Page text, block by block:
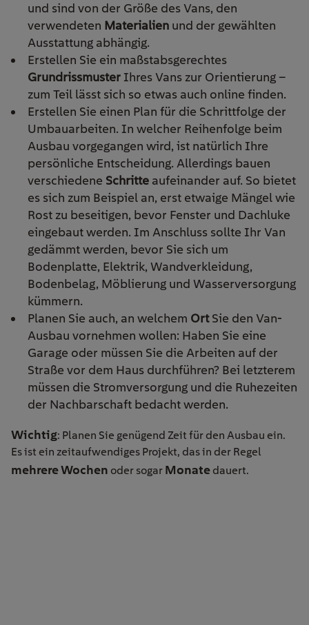
und sind von der Größe des Vans, den
verwendeten Materialien und der gewählten
Ausstattung abhängig.
Erstellen Sie ein maßstabsgerechtes
Grundrissmuster Ihres Vans zur Orientierung –
zum Teil lässt sich so etwas auch online finden.
Erstellen Sie einen Plan für die Schrittfolge der
Umbauarbeiten. In welcher Reihenfolge beim
Ausbau vorgegangen wird, ist natürlich Ihre
persönliche Entscheidung. Allerdings bauen
verschiedene Schritte aufeinander auf. So bietet
es sich zum Beispiel an, erst etwaige Mängel wie
Rost zu beseitigen, bevor Fenster und Dachluke
eingebaut werden. Im Anschluss sollte Ihr Van
gedämmt werden, bevor Sie sich um
Bodenplatte, Elektrik, Wandverkleidung,
Bodenbelag, Möblierung und Wasserversorgung
kümmern.
Planen Sie auch, an welchem OrtSie den Van-
Ausbau vornehmen wollen: Haben Sie eine
Garage oder müssen Sie die Arbeiten auf der
Straße vor dem Haus durchführen? Bei letzterem
müssen die Stromversorgung und die Ruhezeiten
der Nachbarschaft bedacht werden.
Wichtig: Planen Sie genügend Zeit für den Ausbau ein.
Es ist ein zeitaufwendiges Projekt, das in der Regel
mehrere Wochen oder sogar Monate dauert.